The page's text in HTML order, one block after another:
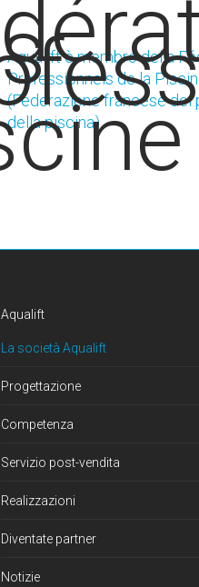
Aqualift è membro della
Professionnels de la
(Federazione francese dei
della piscina)
Aqualift
La società Aqualift
Progettazione
Competenza
Servizio post-vendita
Realizzazioni
Diventate partner
Notizie